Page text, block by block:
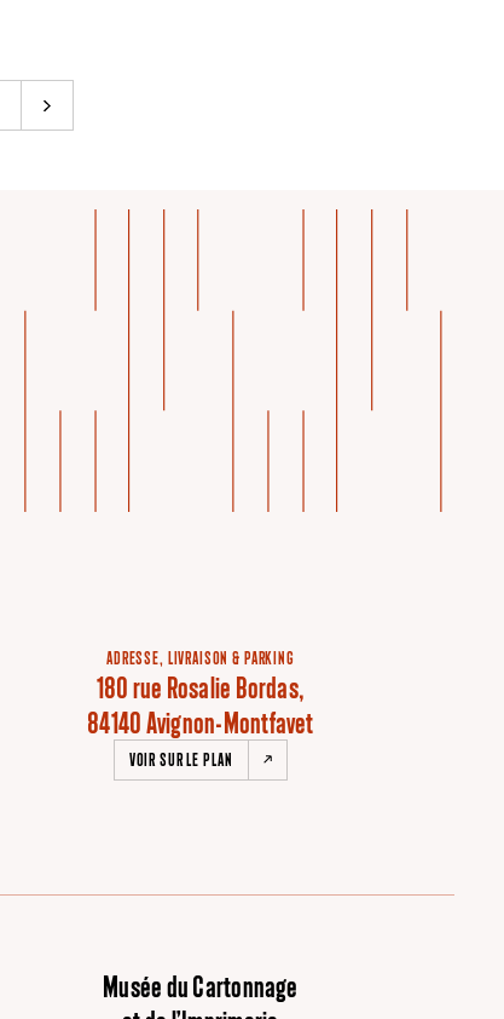
ADRESSE, LIVRAISON & PARKING
180 rue Rosalie Bordas,
84140 Avignon-Montfavet
VOIR SUR LE PLAN
Musée du Cartonnage